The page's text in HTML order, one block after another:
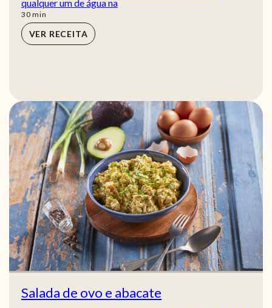
qualquer um de água na
30min
min
VER RECEITA
Salada de ovo e abacate